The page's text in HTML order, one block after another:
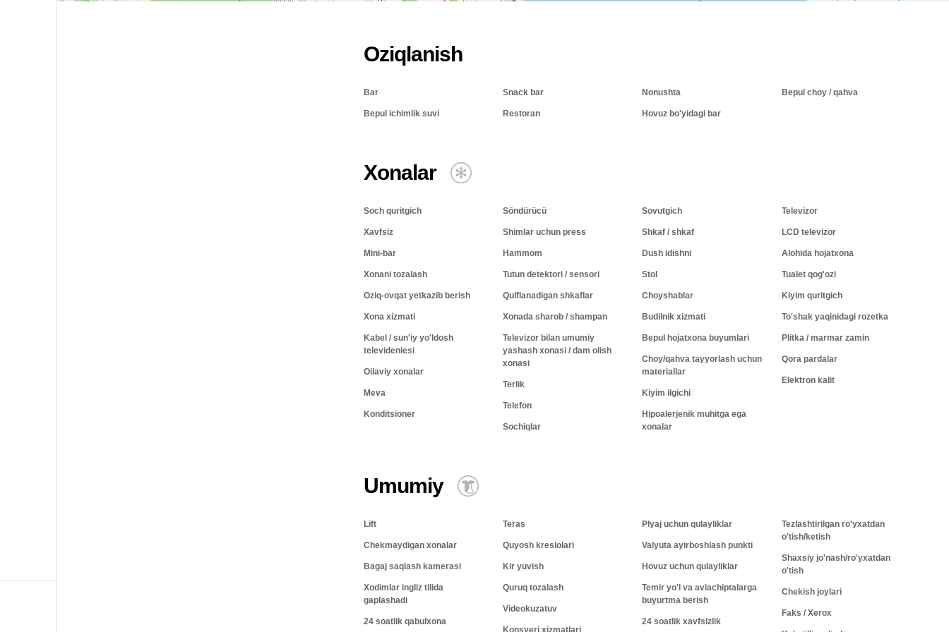
Oziqlanish
Bar
Bepul ichimlik suvi
Snack bar
Restoran
Nonushta
Hovuz bo'yidagi bar
Bepul choy / qahva
Xonalar
Soch quritgich
Xavfsiz
Mini-bar
Xonani tozalash
Oziq-ovqat yetkazib berish
Xona xizmati
Kabel / sun'iy yo'ldosh
televideniesi
Oilaviy xonalar
Meva
Konditsioner
Söndürücü
Shimlar uchun press
Hammom
Tutun detektori / sensori
Qulflanadigan shkaflar
Xonada sharob / shampan
Televizor bilan umumiy
yashash xonasi / dam olish
xonasi
Terlik
Telefon
Sochiqlar
Sovutgich
Shkaf / shkaf
Dush idishni
Stol
Choyshablar
Budilnik xizmati
Bepul hojatxona buyumlari
Choy/qahva tayyorlash uchun
materiallar
Kiyim ilgichi
Hipoalerjenik muhitga ega
xonalar
Televizor
LCD televizor
Alohida hojatxona
Tualet qog'ozi
Kiyim quritgich
To'shak yaqinidagi rozetka
Plitka / marmar zamin
Qora pardalar
Elektron kalit
Umumiy
Lift
Chekmaydigan xonalar
Bagaj saqlash kamerasi
Xodimlar ingliz tilida
gaplashadi
24 soatlik qabulxona
Teras
Quyosh kreslolari
Kir yuvish
Quruq tozalash
Videokuzatuv
Konsyerj xizmatlari
Plyaj uchun qulayliklar
Valyuta ayirboshlash punkti
Hovuz uchun qulayliklar
Temir yo'l va aviachiptalarga
buyurtma berish
24 soatlik xavfsizlik
Tezlashtirilgan ro'yxatdan
o'tish/ketish
Shaxsiy jo'nash/ro'yxatdan
o'tish
Chekish joylari
Faks / Xerox